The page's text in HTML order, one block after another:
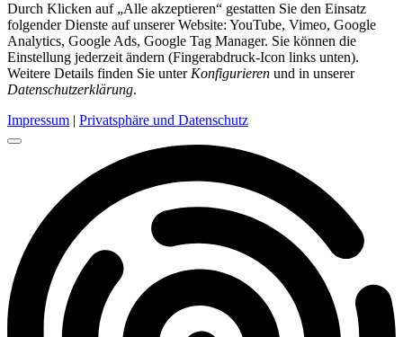
Durch Klicken auf „Alle akzeptieren“ gestatten Sie den Einsatz
folgender Dienste auf unserer Website: YouTube, Vimeo, Google
Analytics, Google Ads, Google Tag Manager. Sie können die
Einstellung jederzeit ändern (Fingerabdruck-Icon links unten).
Weitere Details finden Sie unter Konfigurieren und in unserer
Datenschutzerklärung.
Impressum | Privatsphäre und Datenschutz